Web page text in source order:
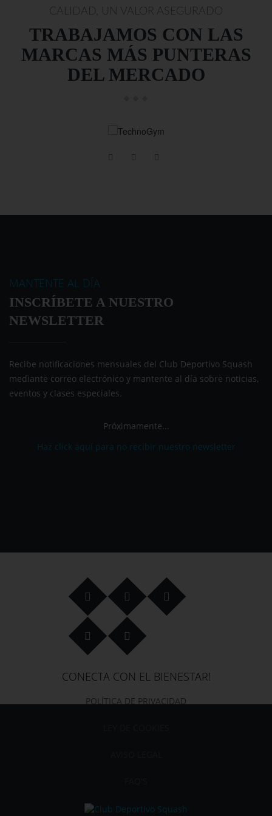
CALIDAD, UN VALOR ASEGURADO
TRABAJAMOS CON LAS
MARCAS MÁS PUNTERAS
DEL MERCADO
MANTENTE AL DÍA
INSCRÍBETE A NUESTRO
NEWSLETTER
Recibe notificaciones mensuales del Club Deportivo Squash
mediante correo electrónico y mantente al día sobre noticias,
eventos y clases especiales.
Próximamente...
Haz click aquí para no recibir nuestro newsletter
CONECTA CON EL BIENESTAR!
POLÍTICA DE PRIVACIDAD